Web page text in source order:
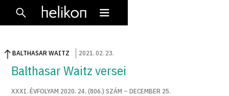
BALTHASAR WAITZ 2021.02. 23.
Balthasar Waitz versei
XXXI. ÉVFOLYAM 2020. 24. (806.) SZÁM – DECEMBER 25.